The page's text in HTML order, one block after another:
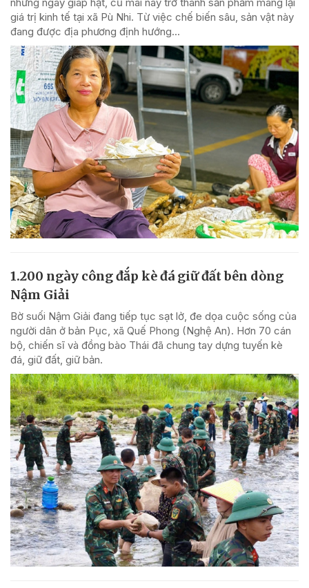
những ngày giáp hạt, củ mài nay trở thành sản phẩm mang lại
giá trị kinh tế tại xã Pù Nhi. Từ việc chế biến sâu, sản vật này
đang được địa phương định hướng...
1.200 ngày công đắp kè đá giữ đất bên dòng
Nậm Giải
Bờ suối Nậm Giải đang tiếp tục sạt lở, đe dọa cuộc sống của
người dân ở bản Pục, xã Quế Phong (Nghệ An). Hơn 70 cán
bộ, chiến sĩ và đồng bào Thái đã chung tay dựng tuyến kè
đá, giữ đất, giữ bản.